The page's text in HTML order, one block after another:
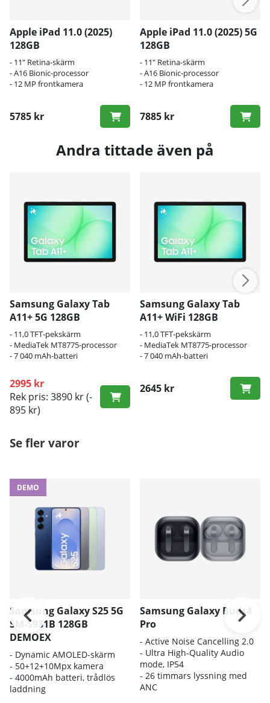
Apple iPad 11.0 (2025)
128GB
- 11" Retina-skärm
- A16 Bionic-processor
- 12 MP frontkamera
5785 kr
Apple iPad 11.0 (2025) 5G
128GB
- 11" Retina-skärm
- A16 Bionic-processor
- 12 MP frontkamera
7885 kr
Andra tittade även på
Samsung Galaxy Tab
A11+ 5G 128GB
- 11,0 TFT-pekskärm
- MediaTek MT8775-processor
- 7 040 mAh-batteri
2995 kr
Rek pris: 3890 kr(-
895 kr)
Samsung Galaxy Tab
A11+ WiFi 128GB
- 11,0 TFT-pekskärm
- MediaTek MT8775-processor
- 7 040 mAh-batteri
2645 kr
Se fler varor
DEMO
Samsung Galaxy S25 5G
SM-S931B 128GB
DEMOEX
- Dynamic AMOLED-skärm
- 50+12+10Mpx kamera
- 4000mAh batteri, trådlös
laddning
Samsung Galaxy Buds4
Pro
- Active Noise Cancelling 2.0
- Ultra High-Quality Audio
mode, IP54
- 26 timmars lyssning med
ANC